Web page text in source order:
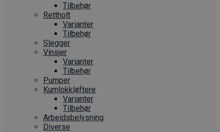
Tilbehør
Rettholt
Varianter
Tilbehør
Slegger
Vinsjer
Varianter
Tilbehør
Pumper
Kumlokkløftere
Varianter
Tilbehør
Arbeidsbelysning
Diverse